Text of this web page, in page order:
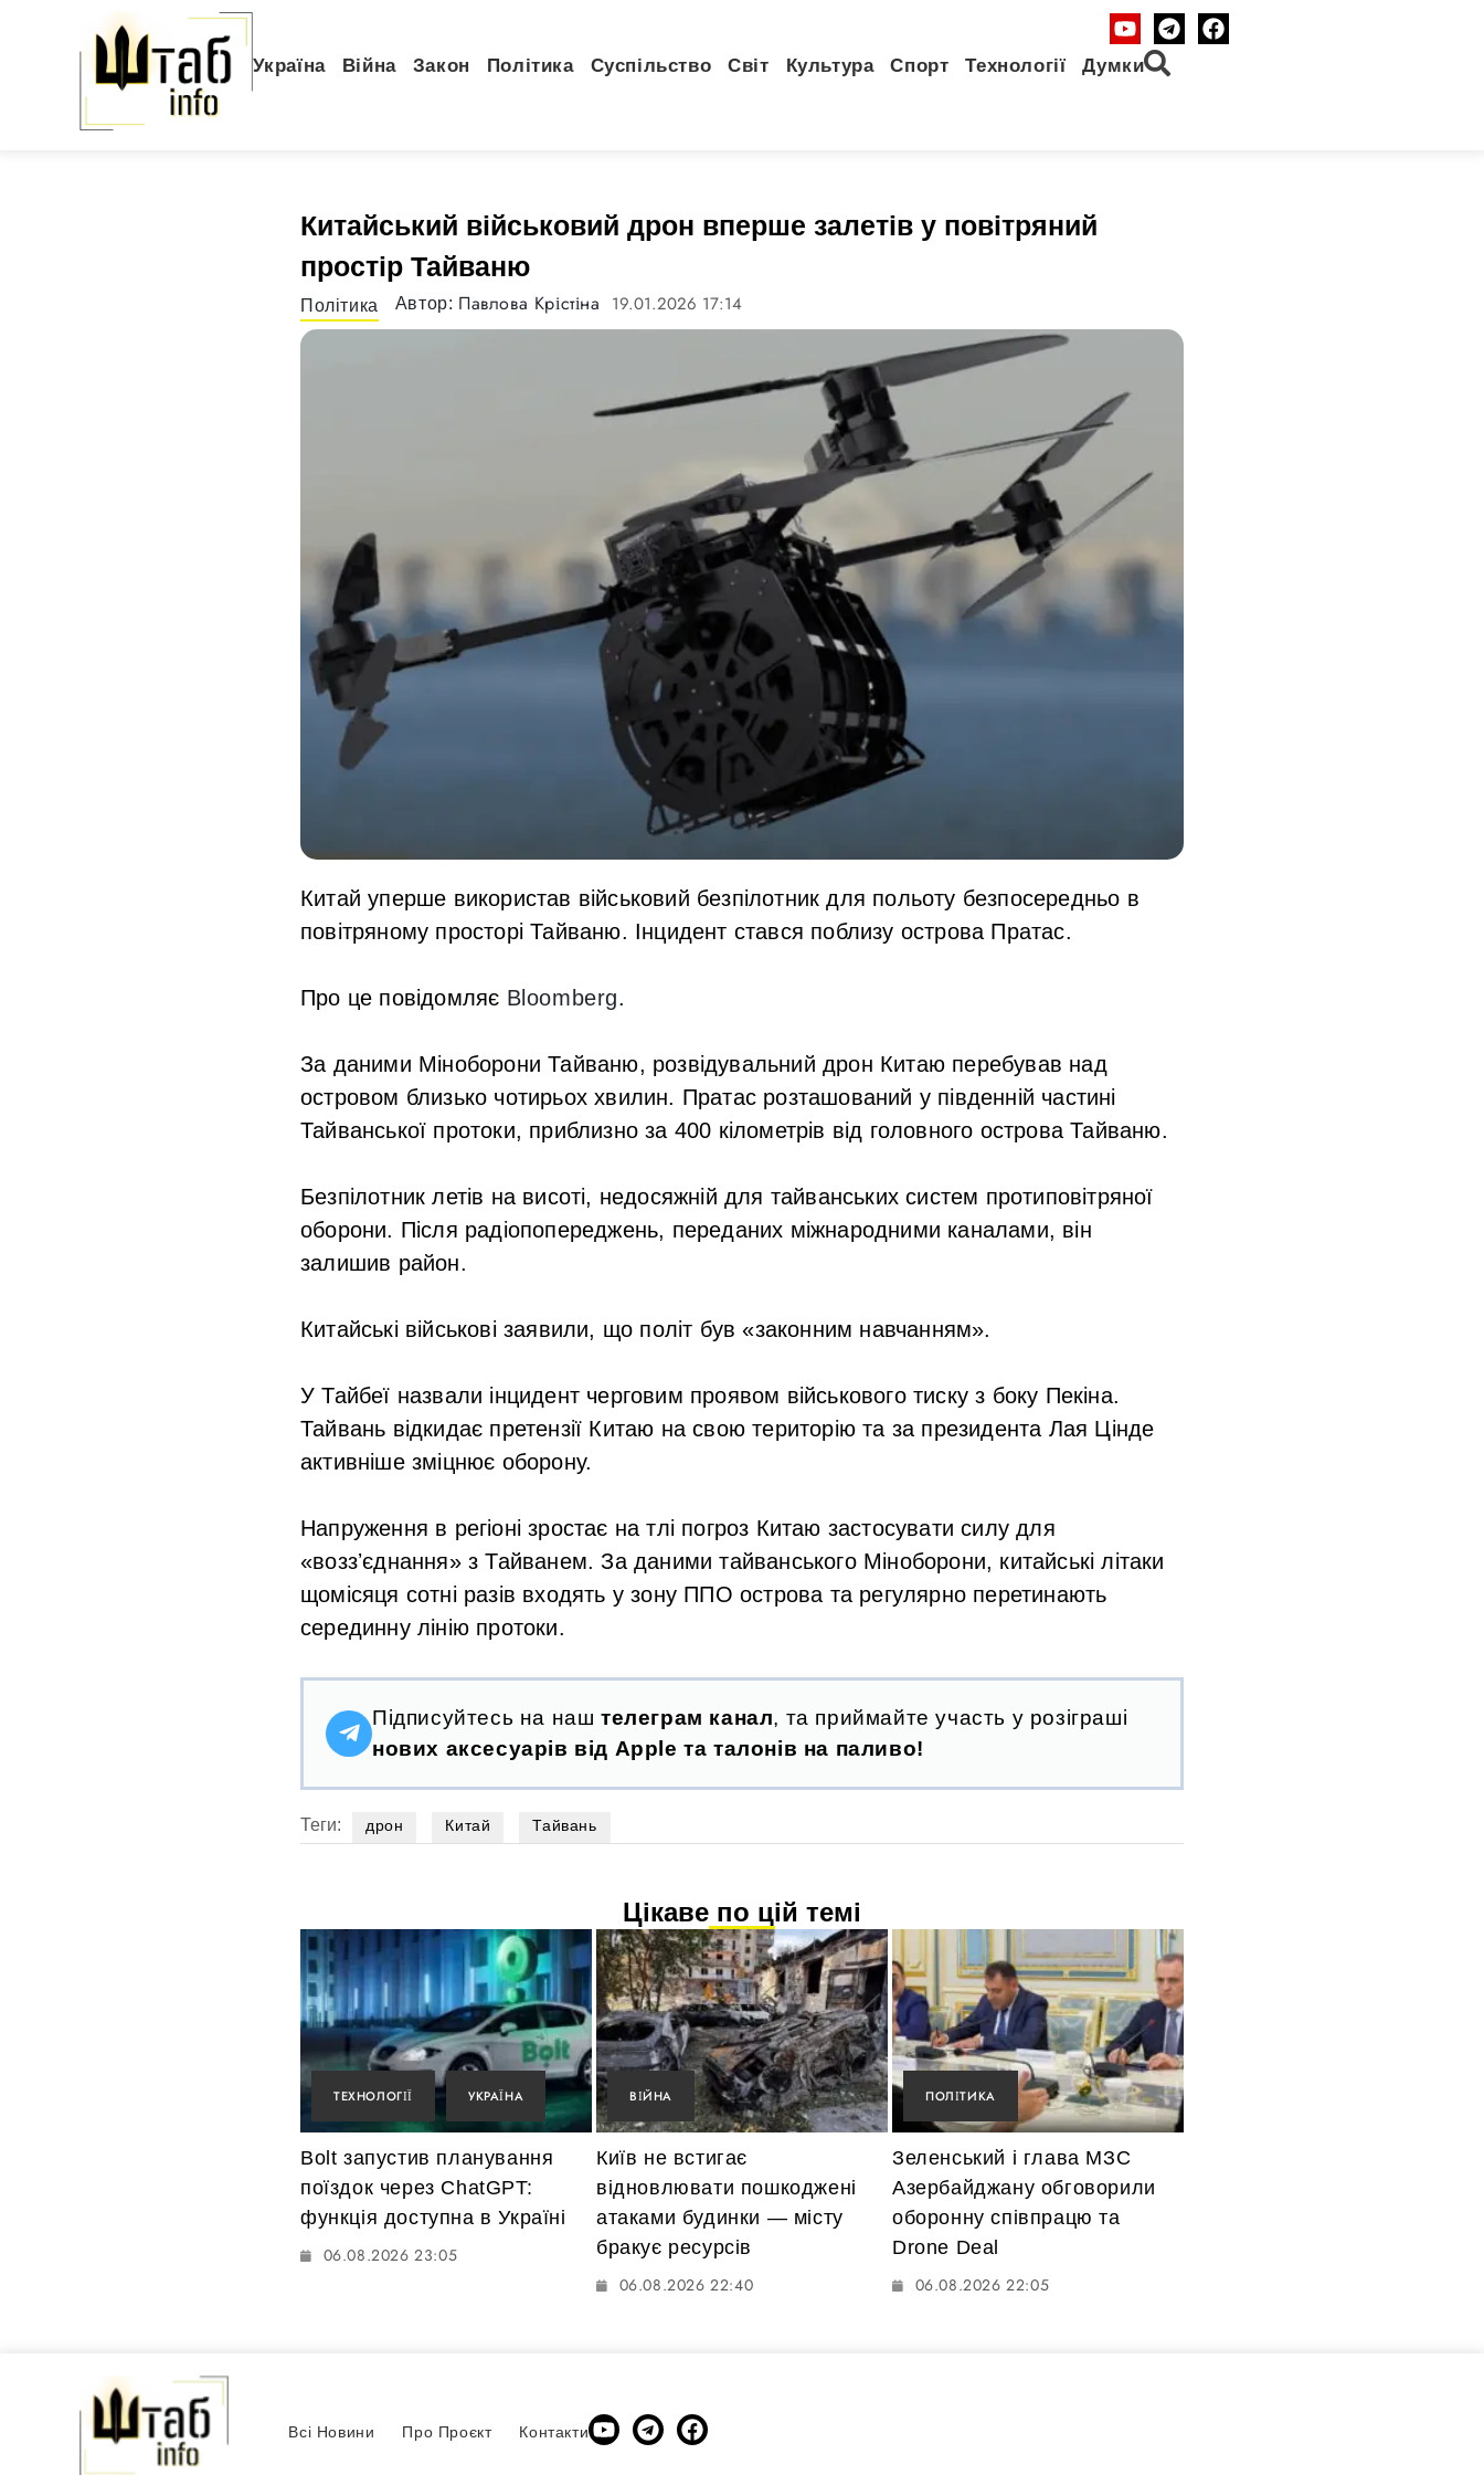
Україна Війна Закон Політика Суспільство Світ Культура Спорт Технології Думки
Китайський військовий дрон вперше залетів у повітряний
простір Тайваню
Політика Автор: Павлова Крістіна 19.01.2026 17:14
Китай уперше використав військовий безпілотник для польоту безпосередньо в
повітряному просторі Тайваню. Інцидент стався поблизу острова Пратас.
Про це повідомляє Bloomberg.
За даними Міноборони Тайваню, розвідувальний дрон Китаю перебував над
островом близько чотирьох хвилин. Пратас розташований у південній частині
Тайванської протоки, приблизно за 400 кілометрів від головного острова Тайваню.
Безпілотник летів на висоті, недосяжній для тайванських систем протиповітряної
оборони. Після радіопопереджень, переданих міжнародними каналами, він
залишив район.
Китайські військові заявили, що політ був «законним навчанням».
У Тайбеї назвали інцидент черговим проявом військового тиску з боку Пекіна.
Тайвань відкидає претензії Китаю на свою територію та за президента Лая Цінде
активніше зміцнює оборону.
Напруження в регіоні зростає на тлі погроз Китаю застосувати силу для
«воззʼєднання» з Тайванем. За даними тайванського Міноборони, китайські літаки
щомісяця сотні разів входять у зону ППО острова та регулярно перетинають
серединну лінію протоки.
Підписуйтесь на наш телеграм канал, та приймайте участь у розіграші
нових аксесуарів від Apple та талонів на паливо!
Теги: дрон Китай Тайвань
Цікаве по цій темі
ТЕХНОЛОГІЇ УКРАЇНА
Bolt запустив планування
поїздок через ChatGPT:
функція доступна в Україні
06.08.2026 23:05
ВІЙНА
Київ не встигає
відновлювати пошкоджені
атаками будинки — місту
бракує ресурсів
06.08.2026 22:40
ПОЛІТИКА
Зеленський і глава МЗС
Азербайджану обговорили
оборонну співпрацю та
Drone Deal
06.08.2026 22:05
Всі Новини Про Проєкт Контакти